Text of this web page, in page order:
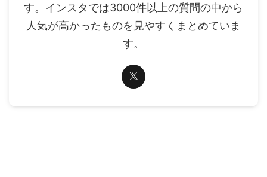
す。インスタでは3000件以上の質問の中から
人気が高かったものを見やすくまとめていま
す。